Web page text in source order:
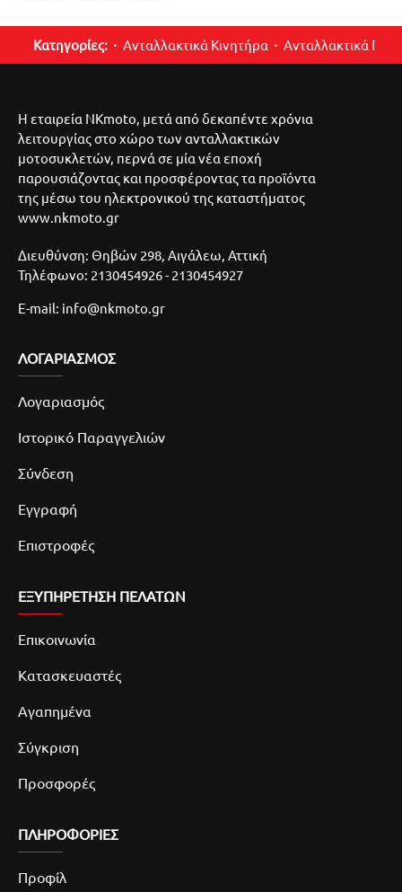
Κατηγορίες: Ανταλλακτικά Κινητήρα Ανταλλακτικά
Η εταιρεία NKmoto, μετά από δεκαπέντε χρόνια
λειτουργίας στο χώρο των ανταλλακτικών
μοτοσυκλετών, περνά σε μία νέα εποχή
παρουσιάζοντας και προσφέροντας τα προϊόντα
της μέσω του ηλεκτρονικού της καταστήματος
www.nkmoto.gr
Διευθύνση: Θηβών 298, Αιγάλεω, Αττική
Τηλέφωνο: 2130454926 - 2130454927
E-mail: info@nkmoto.gr
ΛΟΓΑΡΙΑΣΜΌΣ
Λογαριασμός
Ιστορικό Παραγγελιών
Σύνδεση
Εγγραφή
Επιστροφές
ΕΞΥΠΗΡΕΤΗΣΗ ΠΕΛΑΤΩΝ
Επικοινωνία
Κατασκευαστές
Αγαπημένα
Σύγκριση
Προσφορές
ΠΛΗΡΟΦΟΡΙΕΣ
Προφίλ